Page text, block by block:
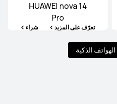
HUAWEI nova 14
Pro
تعرّف على المزيد شراء
الذكية